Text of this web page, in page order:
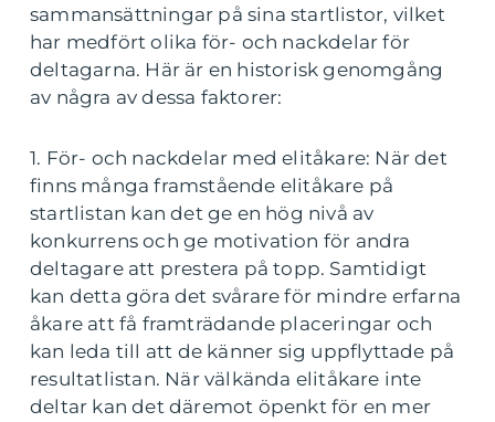
sammansättningar på sina startlistor, vilket
har medfört olika för- och nackdelar för
deltagarna. Här är en historisk genomgång
av några av dessa faktorer:
1. För- och nackdelar med elitåkare: När det
finns många framstående elitåkare på
startlistan kan det ge en hög nivå av
konkurrens och ge motivation för andra
deltagare att prestera på topp. Samtidigt
kan detta göra det svårare för mindre erfarna
åkare att få framträdande placeringar och
kan leda till att de känner sig uppflyttade på
resultatlistan. När välkända elitåkare inte
deltar kan det däremot öpenkt för en mer